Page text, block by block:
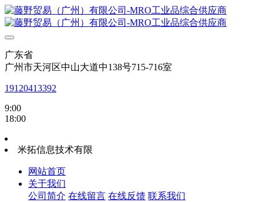
广东省
广州市天河区中山大道中138号715-716室
19120413392
9:00
18:00
米拓信息技术有限
网站首页
关于我们
公司简介 在线留言 在线反馈 联系我们